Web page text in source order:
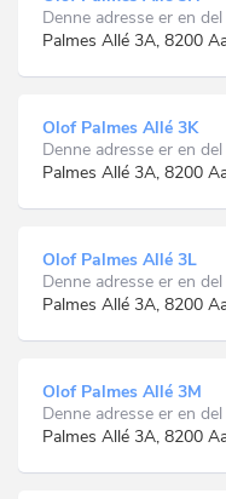
Denne adresse er en
Palmes Allé 3A, 8200
Olof Palmes Allé 3K
Denne adresse er en
Palmes Allé 3A, 8200
Olof Palmes Allé 3L
Denne adresse er en
Palmes Allé 3A, 8200
Olof Palmes Allé 3M
Denne adresse er en
Palmes Allé 3A, 8200